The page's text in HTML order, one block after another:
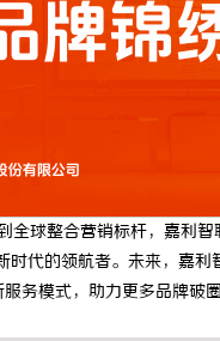
整合营销标杆，嘉利智
代的领航者。未来，嘉
务模式，助力更多品牌